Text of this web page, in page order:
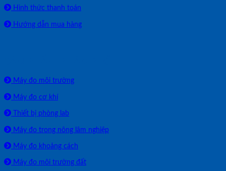
Hình thức thanh toán
Hướng dẫn mua hàng
Máy đo môi trường
Máy đo cơ khí
Thiết bị phòng lab
Máy đo trong nông lâm nghiệp
Máy đo khoảng cách
Máy đo môi trường đất